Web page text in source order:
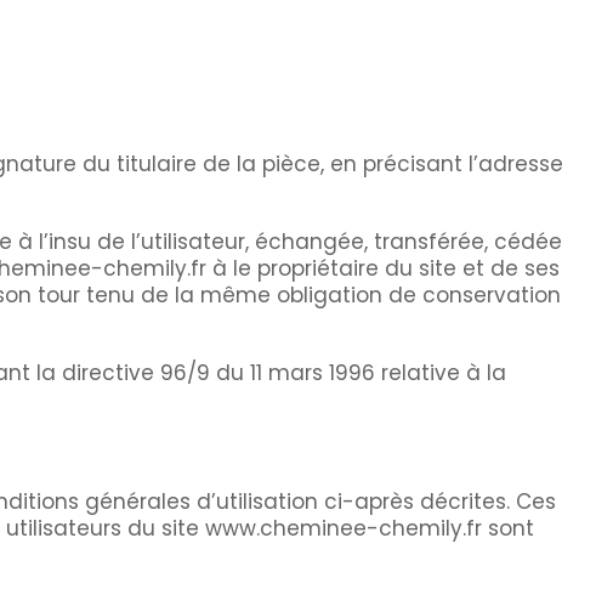
du titulaire de la pièce, en précisant l’adresse
l’insu de l’utilisateur, échangée, transférée, cédée
chemily.fr à le propriétaire du site et de ses
tour tenu de la même obligation de conservation
la directive 96/9 du 11 mars 1996 relative à la
générales d’utilisation ci-après décrites. Ces
du site www.cheminee-chemily.fr sont